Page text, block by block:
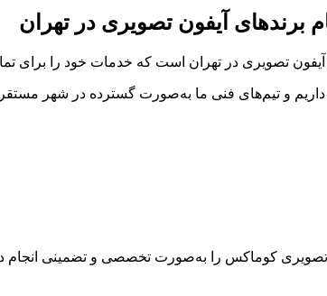
برندهای آیفون تصویری در تهران
تصویری در تهران است که خدمات خود را برای
و تیم‌های فنی ما به‌صورت گسترده در شهر
تصویری کوماکس را به‌صورت تخصصی و تضمینی انجام